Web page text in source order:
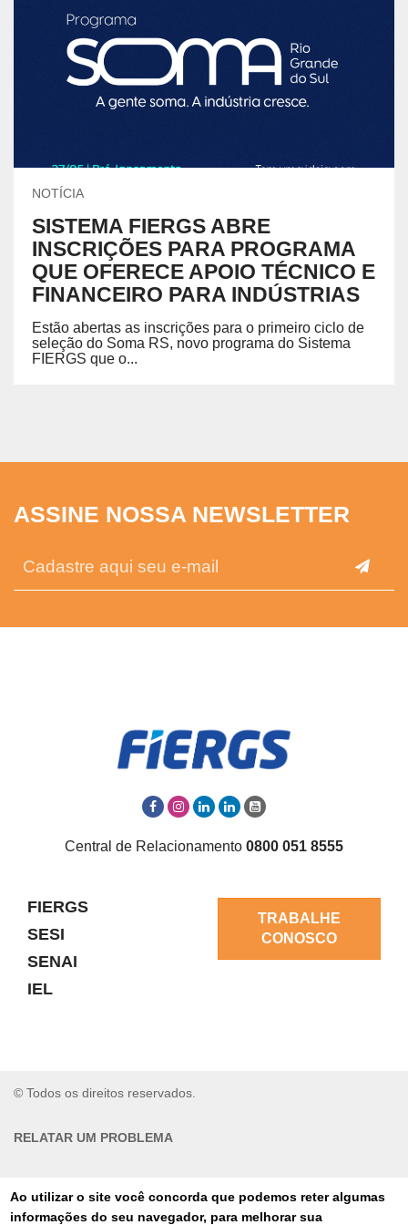
Ao utilizar o site você concorda que podemos reter algumas
informações do seu navegador, para melhorar sua
NOTÍCIA
SISTEMA FIERGS ABRE
INSCRIÇÕES PARA PROGRAMA
QUE OFERECE APOIO TÉCNICO E
FINANCEIRO PARA INDÚSTRIAS
Estão abertas as inscrições para o primeiro ciclo de
seleção do Soma RS, novo programa do Sistema
FIERGS que o...
ASSINE NOSSA NEWSLETTER
Central de Relacionamento 0800 051 8555
FIERGS
SESI
SENAI
IEL
TRABALHE
CONOSCO
© Todos os direitos reservados.
RELATAR UM PROBLEMA